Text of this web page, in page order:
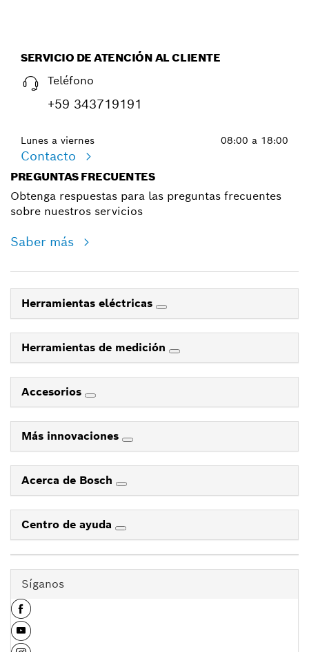
SERVICIO DE ATENCIÓN AL CLIENTE
Teléfono
+59 343719191
Lunes a viernes 08:00 a 18:00
Contacto
PREGUNTAS FRECUENTES
Obtenga respuestas para las preguntas frecuentes
sobre nuestros servicios
Saber más
Herramientas eléctricas
Herramientas de medición
Accesorios
Más innovaciones
Acerca de Bosch
Centro de ayuda
Síganos